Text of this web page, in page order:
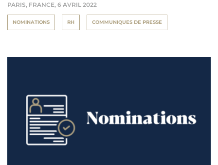
PARIS, FRANCE, 6 AVRIL 2022
NOMINATIONS RH COMMUNIQUES DE PRESSE